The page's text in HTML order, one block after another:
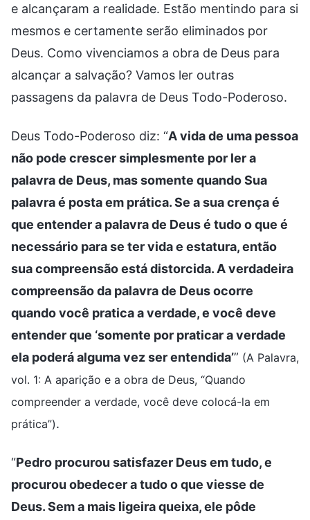
e alcançaram a realidade. Estão mentindo para si
mesmos e certamente serão eliminados por
Deus. Como vivenciamos a obra de Deus para
alcançar a salvação? Vamos ler outras
passagens da palavra de Deus Todo-Poderoso.
Deus Todo-Poderoso diz: “A vida de uma pessoa
não pode crescer simplesmente por ler a
palavra de Deus, mas somente quando Sua
palavra é posta em prática. Se a sua crença é
que entender a palavra de Deus é tudo o que é
necessário para se ter vida e estatura, então
sua compreensão está distorcida. A verdadeira
compreensão da palavra de Deus ocorre
quando você pratica a verdade, e você deve
entender que ‘somente por praticar a verdade
ela poderá alguma vez ser entendida’” (A Palavra,
vol. 1: A aparição e a obra de Deus, “Quando
compreender a verdade, você deve colocá-la em
prática”).
“Pedro procurou satisfazer Deus em tudo, e
procurou obedecer a tudo o que viesse de
Deus. Sem a mais ligeira queixa, ele pôde